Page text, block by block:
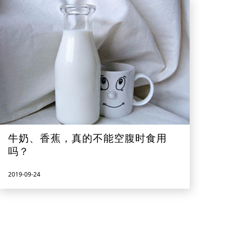
牛奶、香蕉，真的不能空腹时食用
吗？
2019-09-24